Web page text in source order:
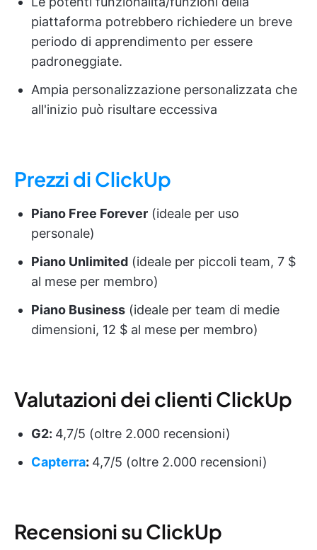
piattaforma potrebbero richiedere un breve
periodo di apprendimento per essere
padroneggiate.
Ampia personalizzazione personalizzata che
all'inizio può risultare eccessiva
Prezzi di ClickUp
Piano Free Forever (ideale per uso
personale)
Piano Unlimited (ideale per piccoli team, 7 $
al mese per membro)
Piano Business (ideale per team di medie
dimensioni, 12 $ al mese per membro)
Valutazioni dei clienti ClickUp
G2: 4,7/5 (oltre 2.000 recensioni)
Capterra: 4,7/5 (oltre 2.000 recensioni)
Recensioni su ClickUp